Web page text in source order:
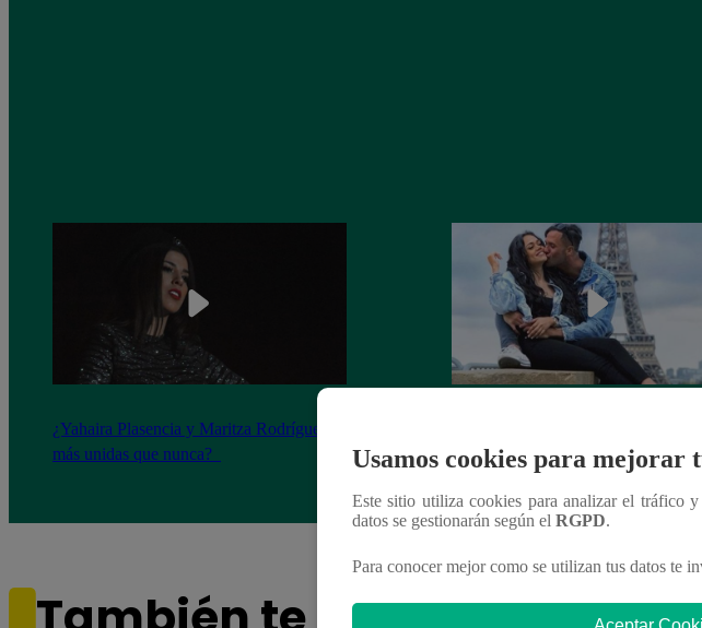
¿Yahaira Plasencia y Maritza Rodríguez
más unidas que nunca?
nada por Fabio Agostini y le deja
contundente mensaje
Usamos cookies para mejorar
Este sitio utiliza cookies para analizar el tráfico
datos se gestionarán según el RGPD.
Para conocer mejor como se utilizan tus datos te